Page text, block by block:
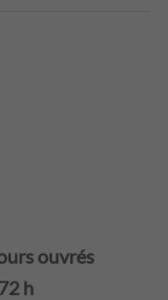
ouvrés
h